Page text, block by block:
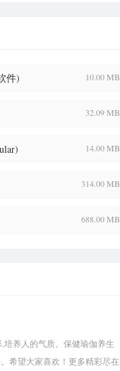
件) 10.00 MB
32.09 MB
14.00 MB
314.00 MB
688.00 MB
养人的气质。保健瑜伽养生
希望大家喜欢！更多精彩尽在